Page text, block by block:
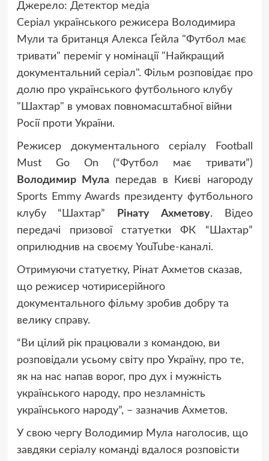
Джерело: Детектор медіа
Серіал українського режисера Володимира
Мули та британця Алекса Ґейла "Футбол має
тривати" переміг у номінації "Найкращий
документальний серіал". Фільм розповідає про
долю про українського футбольного клубу
"Шахтар" в умовах повномасштабної війни
Росії проти України.
Режисер документального серіалу Football
Must Go On (“Футбол має тривати”)
Володимир Мулапередав в Києві нагороду
Sports Emmy Awards президенту футбольного
клубу “Шахтар”
Рінату Ахметову. Відео
передачі призової статуетки ФК “Шахтар”
оприлюднив на своєму YouTube-каналі.
Отримуючи статуетку, Рінат Ахметов сказав,
що режисер чотирисерійного
документального фільму зробив добру та
велику справу.
“Ви цілий рік працювали з командою, ви
розповідали усьому світу про Україну, про те,
як на нас напав ворог, про дух і мужність
українського народу, про незламність
українського народу”, – зазначив Ахметов.
У свою чергу Володимир Мула наголосив, що
завдяки серіалу команді вдалося розповісти